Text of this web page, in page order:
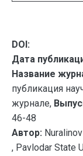
DOI:
Дата
Название
публикация
журнале,
46-48
Автор:
, Pavlodar State